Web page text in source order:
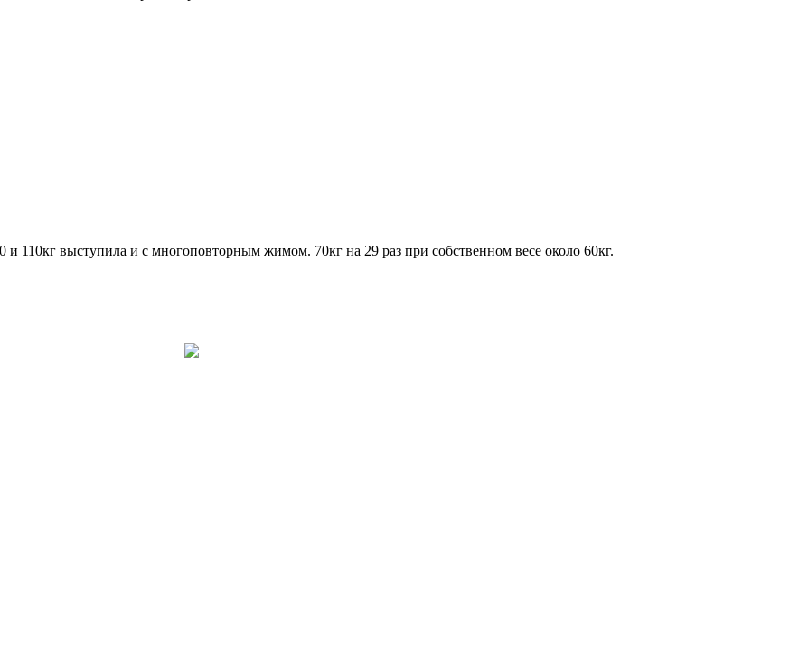
выступила и с многоповторным жимом. 70кг на 29 раз при собственном весе около 60кг.